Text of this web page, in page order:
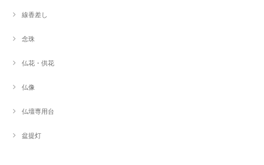
線香差し
念珠
仏花・供花
仏像
仏壇専用台
盆提灯